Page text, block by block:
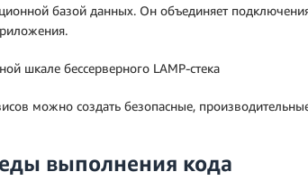
базой данных. Он объединяет
шкале бессерверного LAMP-стека
можно создать безопасные,
выполнения кода